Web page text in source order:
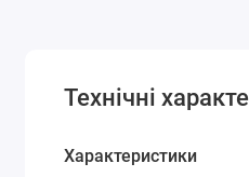
Технічні
Характеристики